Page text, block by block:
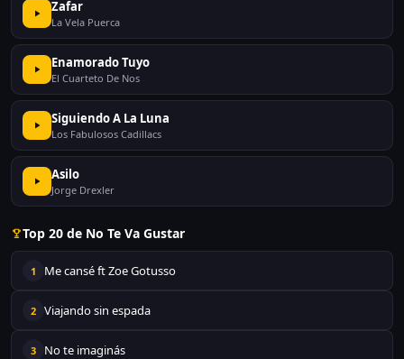
Zafar
La Vela Puerca
Enamorado Tuyo
El Cuarteto De Nos
Siguiendo A La Luna
Los Fabulosos Cadillacs
Asilo
Jorge Drexler
Top 20 de No Te Va Gustar
1 Me cansé ft Zoe Gotusso
2 Viajando sin espada
3 No te imaginás